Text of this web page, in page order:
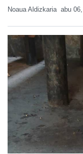
Noaua Aldizkaria abu